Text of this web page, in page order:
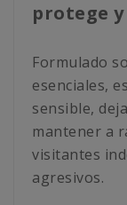
protege
Formulado
esenciales,
sensible,
mantener a
visitantes
agresivos.